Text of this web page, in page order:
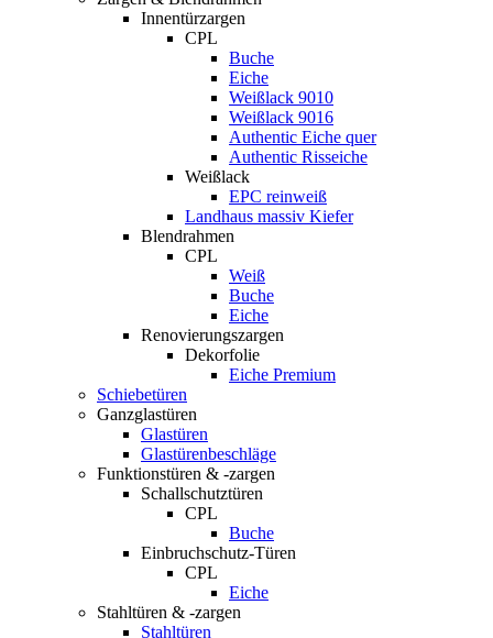
Innentürzargen
CPL
Buche
Eiche
Weißlack 9010
Weißlack 9016
Authentic Eiche quer
Authentic Risseiche
Weißlack
EPC reinweiß
Landhaus massiv Kiefer
Blendrahmen
CPL
Weiß
Buche
Eiche
Renovierungszargen
Dekorfolie
Eiche Premium
Schiebetüren
Ganzglastüren
Glastüren
Glastürenbeschläge
Funktionstüren & -zargen
Schallschutztüren
CPL
Buche
Einbruchschutz-Türen
CPL
Eiche
Stahltüren & -zargen
Stahltüren